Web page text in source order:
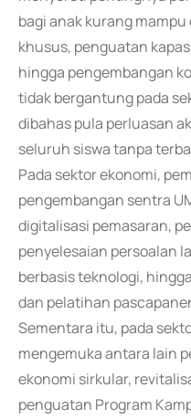
bagi anak kurang
khusus, penguatan
hingga pengembangan
tidak bergantung pada
dibahas pula perluasan
seluruh siswa tanpa
Pada sektor ekonomi,
pengembangan sentra
digitalisasi pemasaran,
penyelesaian persoalan
berbasis teknologi,
dan pelatihan
Sementara itu, pada
mengemuka antara lain
ekonomi sirkular,
penguatan Program